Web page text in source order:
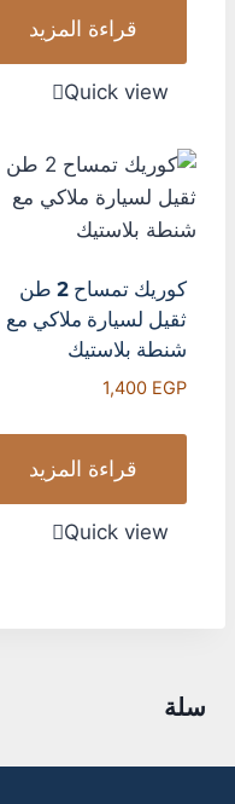
قراءة المزيد
Quick view
كوريك تمساح 2 طن
ثقيل لسيارة ملاكي مع
شنطة بلاستيك
1,400 EGP
قراءة المزيد
Quick view
سلة